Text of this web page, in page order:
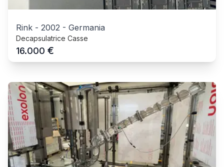
Rink - 2002 - Germania
Decapsulatrice Casse
16.000 €